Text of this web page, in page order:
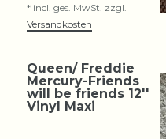
* incl. ges. MwSt. zzgl.
Versandkosten
Queen/ Freddie
Mercury-Friends
will be friends 12''
Vinyl Maxi